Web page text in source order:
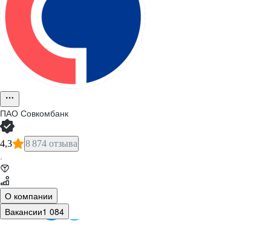
ПАО Совкомбанк
4,3 8 874 отзыва
·
О компании
Вакансии1 084